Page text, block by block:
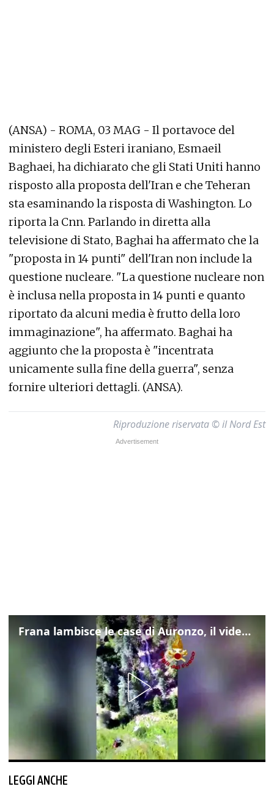
(ANSA) - ROMA, 03 MAG - Il portavoce del
ministero degli Esteri iraniano, Esmaeil
Baghaei, ha dichiarato che gli Stati Uniti hanno
risposto alla proposta dell'Iran e che Teheran
sta esaminando la risposta di Washington. Lo
riporta la Cnn. Parlando in diretta alla
televisione di Stato, Baghai ha affermato che la
"proposta in 14 punti" dell'Iran non include la
questione nucleare. "La questione nucleare non
è inclusa nella proposta in 14 punti e quanto
riportato da alcuni media è frutto della loro
immaginazione", ha affermato. Baghai ha
aggiunto che la proposta è "incentrata
unicamente sulla fine della guerra", senza
fornire ulteriori dettagli. (ANSA).
Riproduzione riservata © il Nord Est
Frana lambisce le case di Auronzo, il video dall'elicottero dei vigili del fuoco
LEGGI ANCHE